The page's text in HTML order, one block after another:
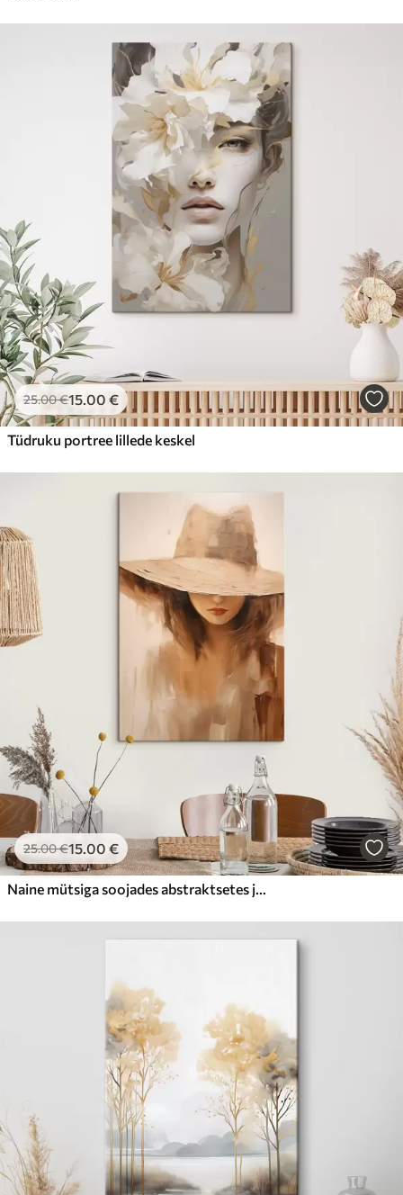
25.00€15.00 €
Tüdruku portree lillede keskel
25.00€15.00 €
Naine mütsiga soojades abstraktsetes joontes